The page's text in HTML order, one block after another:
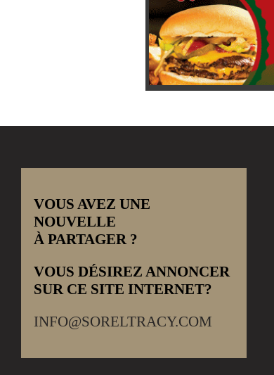
VOUS AVEZ UNE
NOUVELLE
À PARTAGER ?
VOUS DÉSIREZ ANNONCER
SUR CE SITE INTERNET?
INFO@SORELTRACY.COM